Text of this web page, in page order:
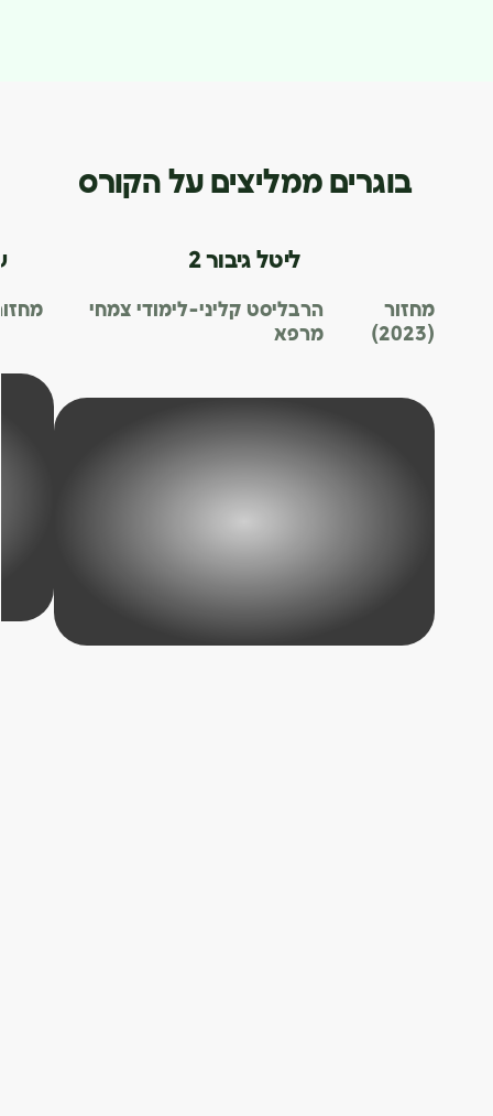
בוגרים ממליצים על הקורס
ליטל גיבור 2
מחזור
(2023)
הרבליסט קליני-לימודי צמחי
מרפא